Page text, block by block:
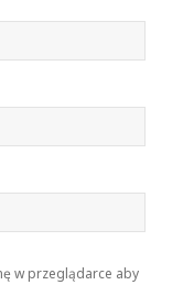
w przeglądarce aby